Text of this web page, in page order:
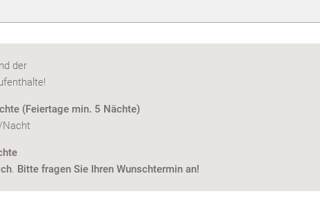
der
(Feiertage min. 5 Nächte)
Nacht
. Bitte fragen Sie Ihren Wunschtermin an!